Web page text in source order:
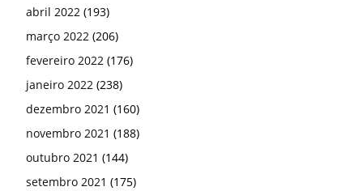
abril 2022 (193)
março 2022 (206)
fevereiro 2022 (176)
janeiro 2022 (238)
dezembro 2021 (160)
novembro 2021 (188)
outubro 2021 (144)
setembro 2021 (175)